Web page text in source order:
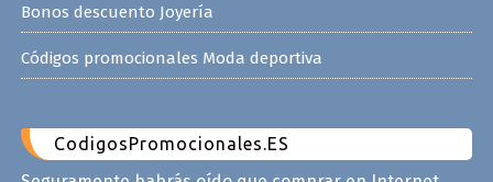
Bonos descuento Joyería
Códigos promocionales Moda deportiva
CodigosPromocionales.ES